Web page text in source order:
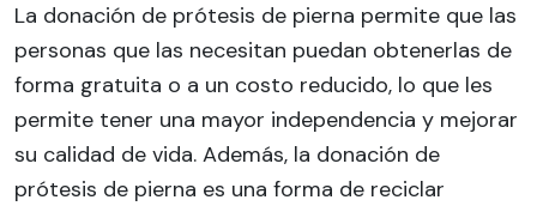
La donación de prótesis de pierna permite que las
personas que las necesitan puedan obtenerlas de
forma gratuita o a un costo reducido, lo que les
permite tener una mayor independencia y mejorar
su calidad de vida. Además, la donación de
prótesis de pierna es una forma de reciclar